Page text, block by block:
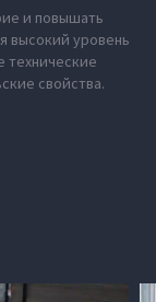
и повышать
высокий уровень
технические
свойства.